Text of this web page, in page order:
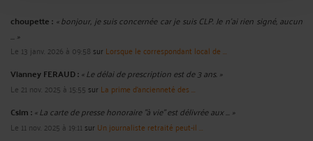
choupette : « bonjour, je suis concernée car je suis CLP. Je n'ai rien signé, aucun
... »
Le 13 janv. 2026 à 09:58 sur Lorsque le correspondant local de ...
Vianney FERAUD :« Le délai de prescription est de 3 ans. »
Le 21 nov. 2025 à 15:55 sur La prime d'ancienneté des ...
Csim :« La carte de presse honoraire "à vie" est délivrée aux ... »
Le 11 nov. 2025 à 19:11 sur Un journaliste retraité peut-il ...